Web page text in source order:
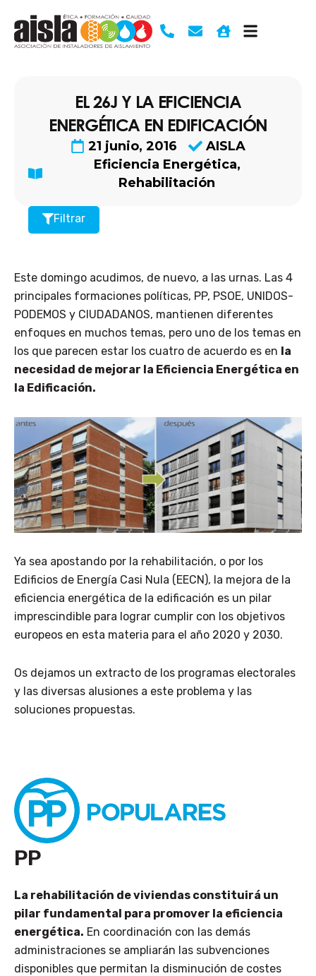
contenido
EL 26J Y LA EFICIENCIA
ENERGÉTICA EN EDIFICACIÓN
21 junio, 2016
AISLA
Eficiencia Energética,
Rehabilitación
Filtrar
Este domingo acudimos, de nuevo, a las urnas. Las 4
principales formaciones políticas, PP, PSOE, UNIDOS-
PODEMOS y CIUDADANOS, mantienen diferentes
enfoques en muchos temas, pero uno de los temas en
los que parecen estar los cuatro de acuerdo es en la
necesidad de mejorar la Eficiencia Energética en
la Edificación.
Ya sea apostando por la rehabilitación, o por los
Edificios de Energía Casi Nula (EECN), la mejora de la
eficiencia energética de la edificación es un pilar
imprescindible para lograr cumplir con los objetivos
europeos en esta materia para el año 2020 y 2030.
Os dejamos un extracto de los programas electorales
y las diversas alusiones a este problema y las
soluciones propuestas.
PP
La rehabilitación de viviendas constituirá un
pilar fundamental para promover la eficiencia
energética. En coordinación con las demás
administraciones se ampliarán las subvenciones
disponibles que permitan la disminución de costes